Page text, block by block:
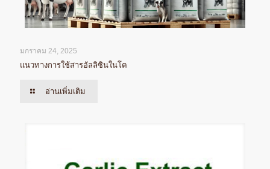
มกราคม 24, 2025
แนวทางการใช้สารอัลลิซินในโค
อ่านเพิ่มเติม